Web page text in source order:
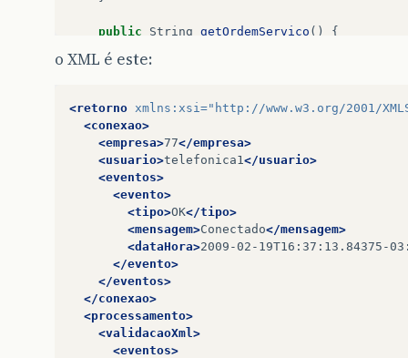
public String getOrdemServico ()
{
}
void setOrdemServico
ordemServico = ordemServico
getSincronizadaDispositivo
public void setSincronizadaDispositivo
o XML é este:
<retorno xmlns:xsi="http://www.w3.org/2001/
<conexao>
<empresa>77</empresa>
<usuario>telefonica1 </usuario>
<eventos>
<evento>
<tipo>OK</tipo>
<mensagem>Conectado</mensagem>
<dataHora>2009-02-19T16:37:13.84375-
</evento>
</eventos>
</conexao>
<processamento>
<validacaoXml>
<eventos>